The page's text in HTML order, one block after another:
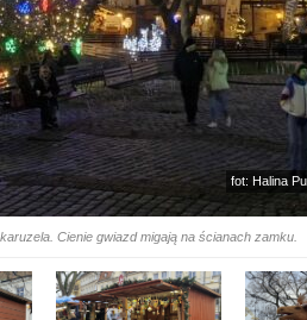
fot: Halina
Cienie gwiazd migają na ścianach zamku.